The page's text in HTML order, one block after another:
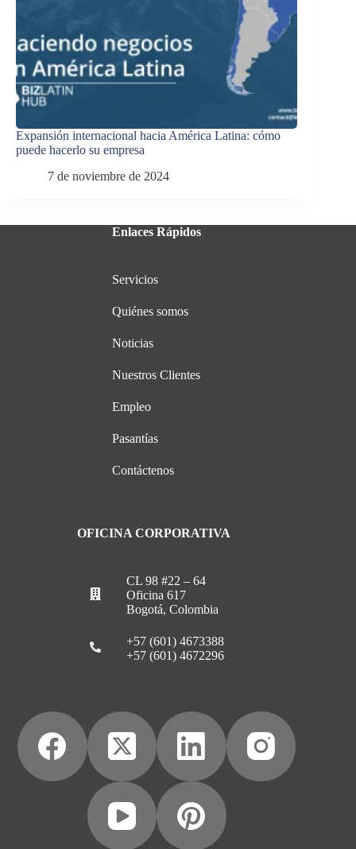
Expansión internacional hacia América Latina: cómo
puede hacerlo su empresa
7 de noviembre de 2024
Enlaces Rápidos
Servicios
Quiénes somos
Noticias
Nuestros Clientes
Empleo
Pasantías
Contáctenos
OFICINA CORPORATIVA
CL 98 #22 – 64
Oficina 617
Bogotá, Colombia
+57 (601) 4673388
+57 (601) 4672296